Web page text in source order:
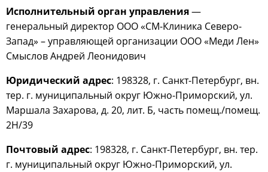
Исполнительный орган управления—
генеральный директор ООО «СМ-Клиника Северо-
Запад» – управляющей организации ООО «Меди Лен»
Смыслов Андрей Леонидович
Юридический адрес: 198328, г. Санкт-Петербург, вн.
тер. г. муниципальный округ Южно-Приморский, ул.
Маршала Захарова, д. 20, лит. Б, часть помещ./помещ.
2Н/39
Почтовый адрес: 198328, г. Санкт-Петербург, вн. тер.
г. муниципальный округ Южно-Приморский, ул.